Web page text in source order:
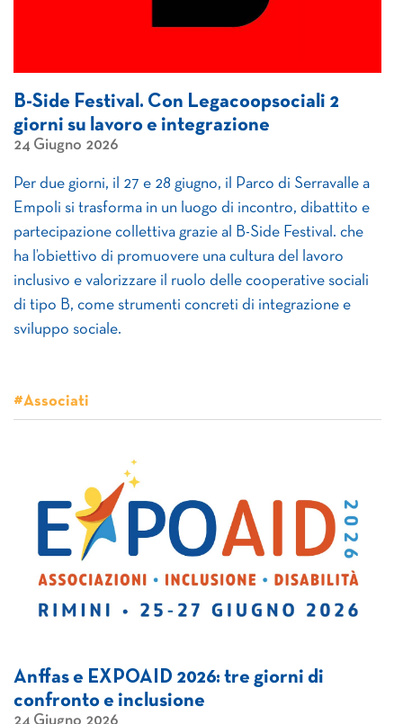
B-Side Festival. Con Legacoopsociali 2
giorni su lavoro e integrazione
24 Giugno 2026
Per due giorni, il 27 e 28 giugno, il Parco di Serravalle a
Empoli si trasforma in un luogo di incontro, dibattito e
partecipazione collettiva grazie al B-Side Festival. che
ha l’obiettivo di promuovere una cultura del lavoro
inclusivo e valorizzare il ruolo delle cooperative sociali
di tipo B, come strumenti concreti di integrazione e
sviluppo sociale.
#Associati
Anffas e EXPOAID 2026: tre giorni di
confronto e inclusione
24 Giugno 2026